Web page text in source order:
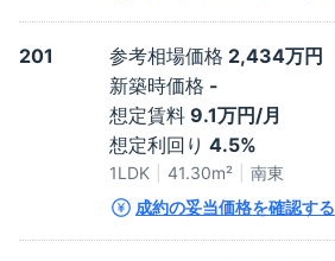
201 参考相場価格 2,434万円
新築時価格 -
想定賃料 9.1万円/月
想定利回り 4.5%
1LDK 41.30m²
南東
成約の妥当価格を確認する